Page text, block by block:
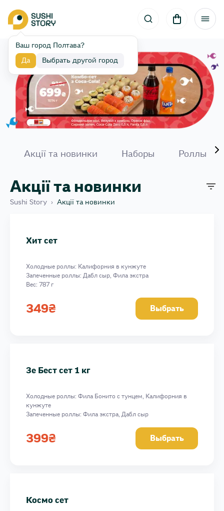
Ваш город Полтава?
Да Выбрать другой город
Акції та новинки Наборы Роллы
Акції та новинки
Sushi Story › Акції та новинки
Шот сет
Зе Бест сет 1 кг
Хит сет
Хит сет
Холодные роллы: Калифорния в кунжуте
Запеченные роллы: Дабл сыр, Фила экстра
Вес: 787 г
349₴ Выбрать
Зе Бест сет 1 кг
Холодные роллы: Фила Бонито с тунцем, Калифорния в
кунжуте
Запеченные роллы: Фила экстра, Дабл сыр
399₴ Выбрать
Космо сет